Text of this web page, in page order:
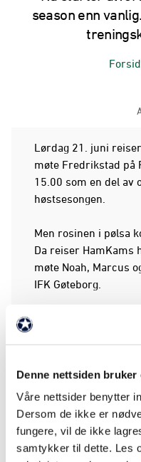
Denne nettsiden bruker
Våre nettsider benytter
Dersom de ikke er
fungere, vil de ikke
samtykker til dette. Les
season enn
Lørdag 21. juni
møte Fredrikstad på
15.00 som en del av
høstsesongen.
Men rosinen i pølsa
Da reiser HamKams
møte Noah, Marcus
IFK Gøteborg.
Der håper Noah og
- Kampen spilles i
sommerfest der,
sisteskanse.
Kamparena er ennå